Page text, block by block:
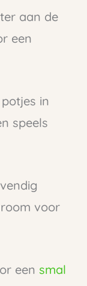
aan de
een
in
speels
voor
een smal